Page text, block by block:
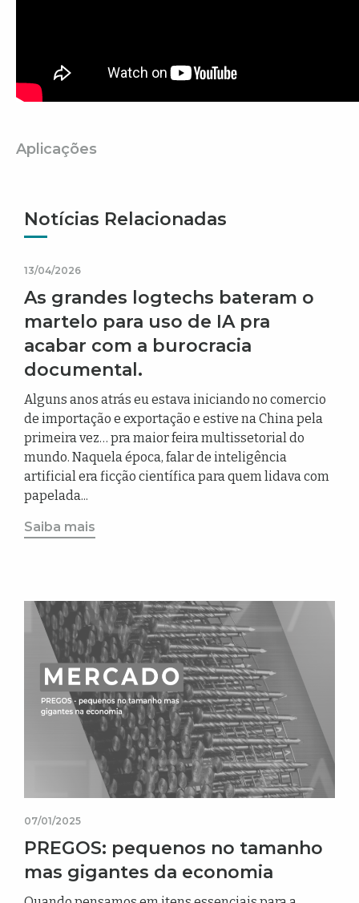
Aplicações
Notícias Relacionadas
13/04/2026
As grandes logtechs bateram o
martelo para uso de IA pra
acabar com a burocracia
documental.
Alguns anos atrás eu estava iniciando no comercio
de importação e exportação e estive na China pela
primeira vez… pra maior feira multissetorial do
mundo. Naquela época, falar de inteligência
artificial era ficção científica para quem lidava com
papelada...
Saiba mais
07/01/2025
PREGOS: pequenos no tamanho
mas gigantes da economia